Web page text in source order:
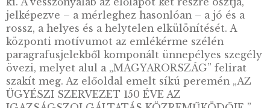
öregbítették.
Előlap: Az emlékérme előlapján az ügyészség
jelképrendszereként megjelenő vesszőnyaláb
(latinul fasces – a Római Köztársaság korából
eredő hatalmi jelvény) klasszikus stílusú
ábrázolása. A kétélű bárddal ellátott